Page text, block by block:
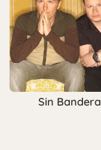
Sin Bandera